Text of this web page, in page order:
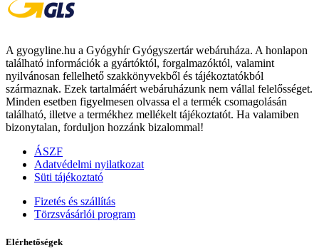
A gyogyline.hu a Gyógyhír Gyógyszertár webáruháza. A honlapon
található információk a gyártóktól, forgalmazóktól, valamint
nyilvánosan fellelhető szakkönyvekből és tájékoztatókból
származnak. Ezek tartalmáért webáruházunk nem vállal felelősséget.
Minden esetben figyelmesen olvassa el a termék csomagolásán
található, illetve a termékhez mellékelt tájékoztatót. Ha valamiben
bizonytalan, forduljon hozzánk bizalommal!
ÁSZF
Adatvédelmi nyilatkozat
Süti tájékoztató
Fizetés és szállítás
Törzsvásárlói program
Elérhetőségek